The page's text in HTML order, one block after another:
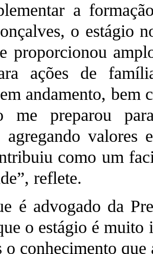
a
o estágio
proporcionou
ações de
andamento, bem
me preparou
agregando
como um
reflete.
é advogado da
o estágio é muito
o conhecimento